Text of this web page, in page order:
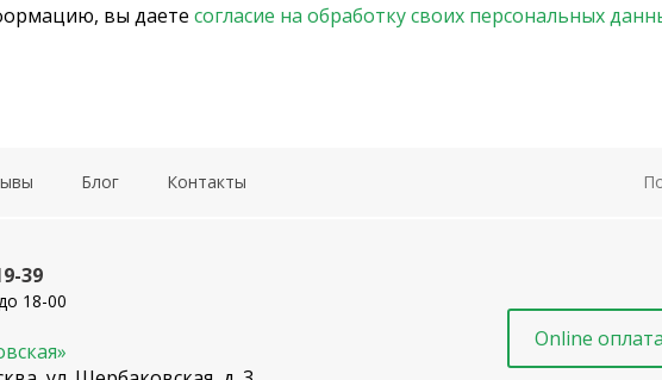
вы даете согласие на обработку своих персональных
Блог Контакты
39
18-00
Online оплата